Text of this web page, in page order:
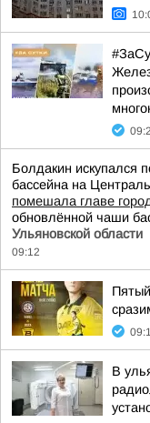
Болдакин искупался
бассейна на
помешала главе
обновлённой чаши
Ульяновской области
09:12
В